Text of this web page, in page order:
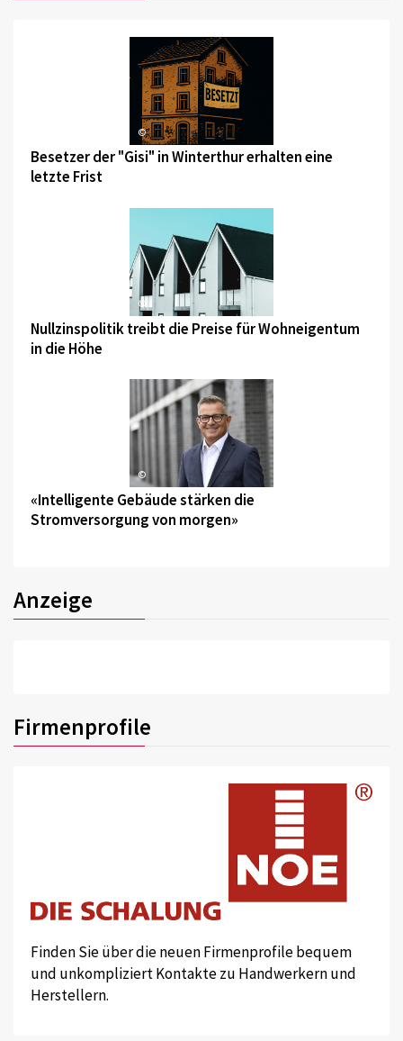
©
Besetzer der "Gisi" in Winterthur erhalten eine
letzte Frist
©
Nullzinspolitik treibt die Preise für Wohneigentum
in die Höhe
©
«Intelligente Gebäude stärken die
Stromversorgung von morgen»
Anzeige
Firmenprofile
Finden Sie über die neuen Firmenprofile bequem
und unkompliziert Kontakte zu Handwerkern und
Herstellern.